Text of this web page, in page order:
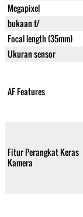
Megapixel
bukaan f/
Focal length (35mm)
Ukuran sensor
AF Features
Fitur Perangkat Keras
Kamera